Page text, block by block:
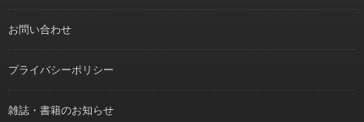
お問い合わせ
プライバシーポリシー
雑誌・書籍のお知らせ